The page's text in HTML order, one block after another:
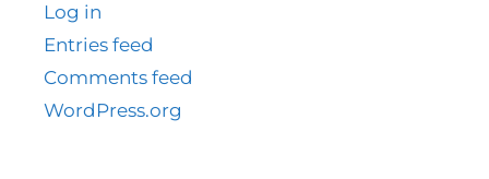
Log in
Entries feed
Comments feed
WordPress.org